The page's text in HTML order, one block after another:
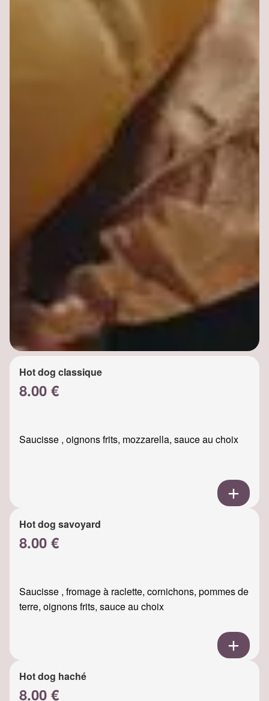
Hot dog classique
8.00 €
Saucisse , oignons frits, mozzarella, sauce au choix
Hot dog savoyard
8.00 €
Saucisse , fromage à raclette, cornichons, pommes de
terre, oignons frits, sauce au choix
Hot dog haché
8.00 €